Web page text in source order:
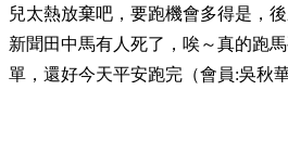
兒太熱放棄吧，要跑機會多得是，
新聞田中馬有人死了，唉～真的跑
單，還好今天平安跑完 （會員:吳秋